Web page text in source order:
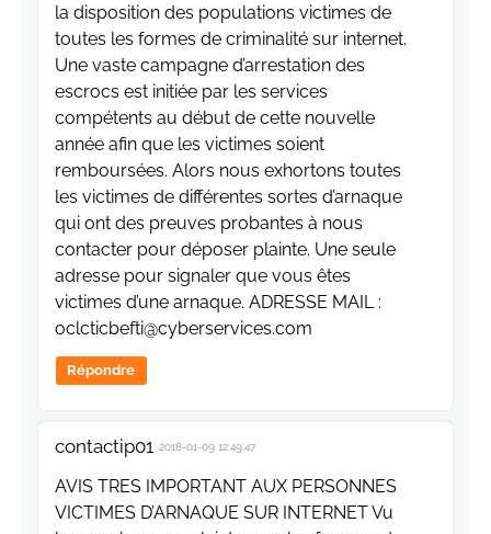
la disposition des populations victimes de
toutes les formes de criminalité sur internet.
Une vaste campagne d’arrestation des
escrocs est initiée par les services
compétents au début de cette nouvelle
année afin que les victimes soient
remboursées. Alors nous exhortons toutes
les victimes de différentes sortes d’arnaque
qui ont des preuves probantes à nous
contacter pour déposer plainte. Une seule
adresse pour signaler que vous êtes
victimes d’une arnaque. ADRESSE MAIL :
oclcticbefti@cyberservices.com
Répondre
contactip01 2018-01-09 12:49:47
AVIS TRES IMPORTANT AUX PERSONNES
VICTIMES D’ARNAQUE SUR INTERNET Vu